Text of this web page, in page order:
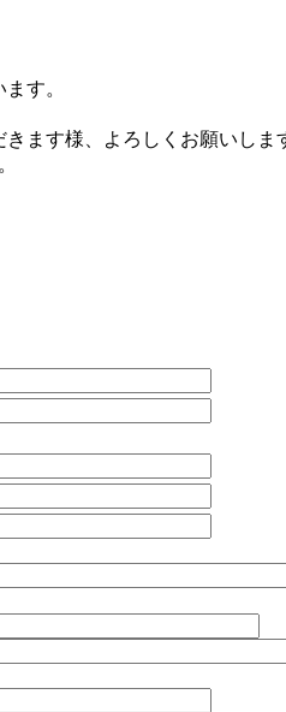
す。
ます様、よろしくお願いしま